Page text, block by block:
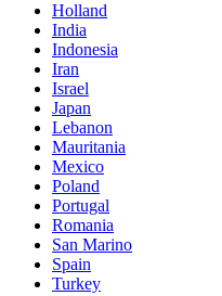
Holland
India
Indonesia
Iran
Israel
Japan
Lebanon
Mauritania
Mexico
Poland
Portugal
Romania
San Marino
Spain
Turkey